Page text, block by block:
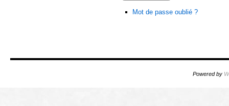
Mot de passe oublié ?
Powered by